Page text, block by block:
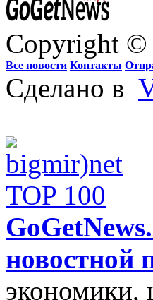
Copyright ©
Все новости Контакты
Сделано в
новостной
экономики,